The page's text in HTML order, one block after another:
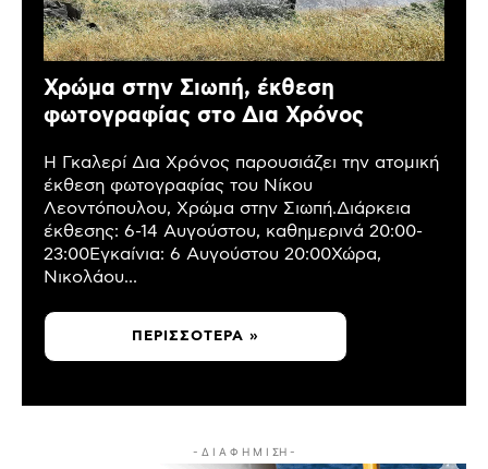
Χρώμα στην Σιωπή, έκθεση
φωτογραφίας στο Δια Χρόνος
Η Γκαλερί Δια Χρόνος παρουσιάζει την ατομική
έκθεση φωτογραφίας του Νίκου
Λεοντόπουλου, Χρώμα στην Σιωπή.Διάρκεια
έκθεσης: 6-14 Αυγούστου, καθημερινά 20:00-
23:00Εγκαίνια: 6 Αυγούστου 20:00Χώρα,
Νικολάου...
ΠΕΡΙΣΣΌΤΕΡΑ »
- Δ Ι Α Φ Η Μ Ι ΣΗ -